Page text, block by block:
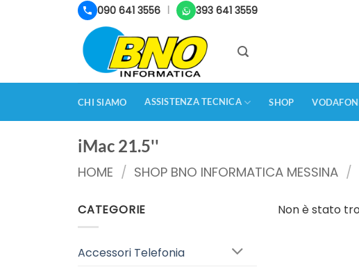
090 641 3556 393 641 3559
CHI SIAMO ASSISTENZA TECNICA SHOP
iMac 21.5''
HOME / SHOP BNO INFORMATICA MESSINA /
CATEGORIE
Accessori Telefonia
Non è stato